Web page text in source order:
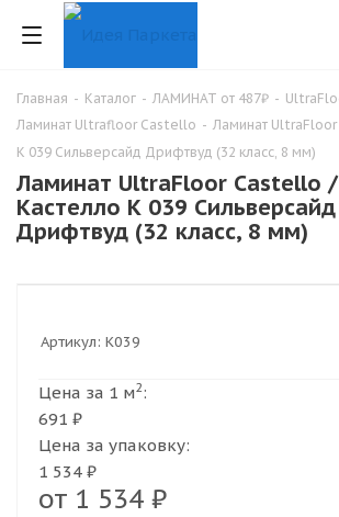
Главная - Каталог - ЛАМИНАТ от 487₽ -
Ламинат Ultrafloor Castello - Ламинат
К 039 Сильверсайд Дрифтвуд (32 класс, 8 мм)
Ламинат UltraFloor Castello /
Кастелло К 039 Сильверсайд
Дрифтвуд (32 класс, 8 мм)
Артикул: К039
Цена за 1 м2:
691 ₽
Цена за упаковку:
1 534 ₽
от 1 534 ₽